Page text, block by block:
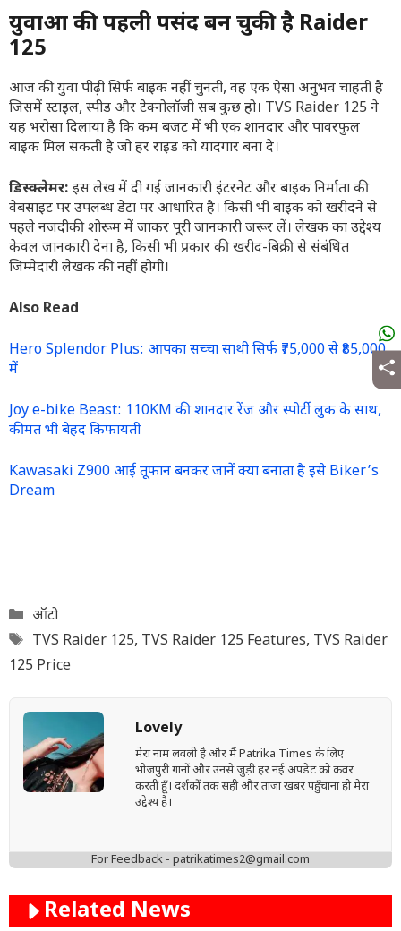
युवाओं की पहली पसंद बन चुकी है Raider
125
आज की युवा पीढ़ी सिर्फ बाइक नहीं चुनती, वह एक ऐसा अनुभव चाहती है
जिसमें स्टाइल, स्पीड और टेक्नोलॉजी सब कुछ हो। TVS Raider 125 ने
यह भरोसा दिलाया है कि कम बजट में भी एक शानदार और पावरफुल
बाइक मिल सकती है जो हर राइड को यादगार बना दे।
डिस्क्लेमर: इस लेख में दी गई जानकारी इंटरनेट और बाइक निर्माता की
वेबसाइट पर उपलब्ध डेटा पर आधारित है। किसी भी बाइक को खरीदने से
पहले नजदीकी शोरूम में जाकर पूरी जानकारी जरूर लें। लेखक का उद्देश्य
केवल जानकारी देना है, किसी भी प्रकार की खरीद-बिक्री से संबंधित
जिम्मेदारी लेखक की नहीं होगी।
Also Read
Hero Splendor Plus: आपका सच्चा साथी सिर्फ ₹75,000 से ₹85,000
में
Joy e-bike Beast: 110KM की शानदार रेंज और स्पोर्टी लुक के साथ,
कीमत भी बेहद किफायती
Kawasaki Z900 आई तूफान बनकर जानें क्या बनाता है इसे Biker’s
Dream
Categories
ऑटो
Tags
TVS Raider 125, TVS Raider 125 Features, TVS Raider
125 Price
Lovely
मेरा नाम लवली है और मैं Patrika Times के लिए
भोजपुरी गानों और उनसे जुड़ी हर नई अपडेट को कवर
करती हूँ। दर्शकों तक सही और ताज़ा खबर पहुँचाना ही मेरा
उद्देश्य है।
For Feedback - patrikatimes2@gmail.com
Related News